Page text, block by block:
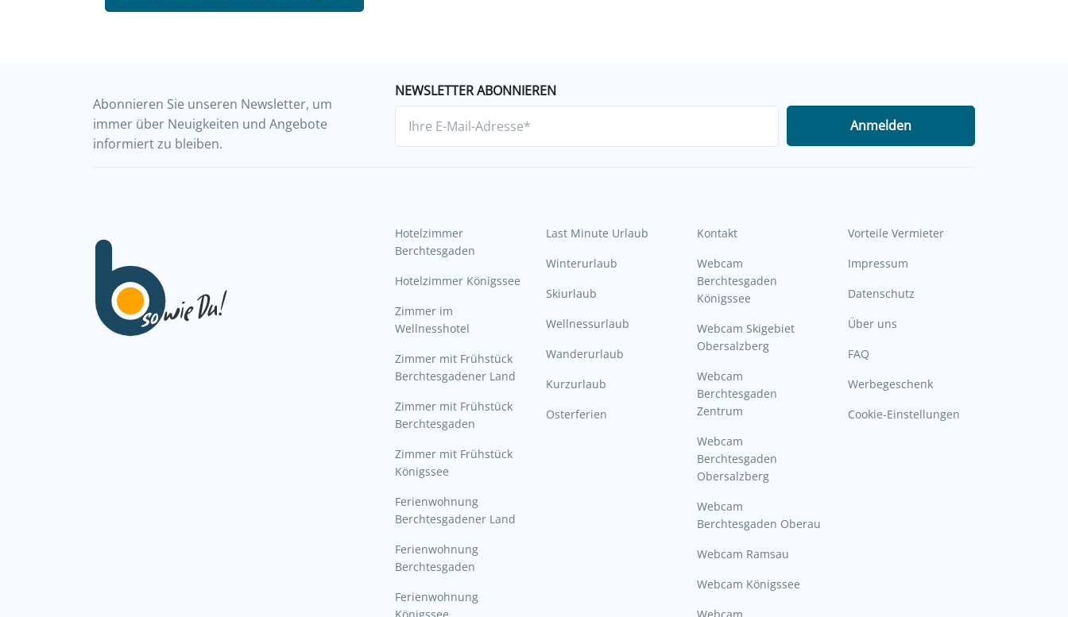
Abonnieren Sie unseren Newsletter, um
immer über Neuigkeiten und Angebote
informiert zu bleiben.
NEWSLETTER ABONNIEREN
Anmelden
Hotelzimmer
Berchtesgaden
Hotelzimmer Königssee
Zimmer im
Wellnesshotel
Zimmer mit Frühstück
Berchtesgadener Land
Zimmer mit Frühstück
Berchtesgaden
Zimmer mit Frühstück
Königssee
Ferienwohnung
Berchtesgadener Land
Ferienwohnung
Berchtesgaden
Ferienwohnung
Last Minute Urlaub
Winterurlaub
Skiurlaub
Wellnessurlaub
Wanderurlaub
Kurzurlaub
Osterferien
Kontakt
Webcam
Berchtesgaden
Königssee
Webcam Skigebiet
Obersalzberg
Webcam
Berchtesgaden
Zentrum
Webcam
Berchtesgaden
Obersalzberg
Webcam
Berchtesgaden Oberau
Webcam Ramsau
Webcam Königssee
Vorteile Vermieter
Impressum
Datenschutz
Über uns
FAQ
Werbegeschenk
Cookie-Einstellungen